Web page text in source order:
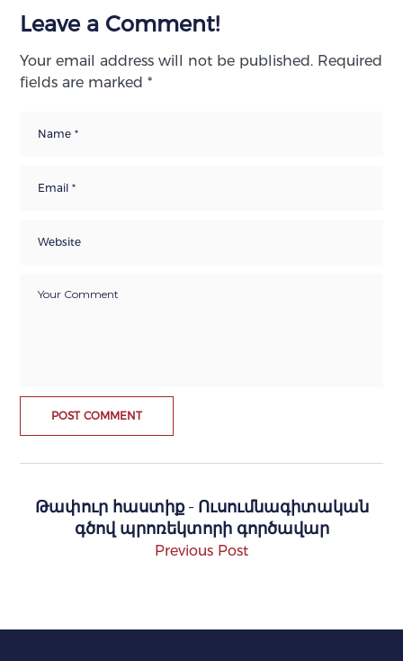
Leave a Comment!
Your email address will not be published. Required
fields are marked*
Թափուր հաստիք - Ուսումնագիտական
գծով պրոռեկտորի գործավար
Previous Post